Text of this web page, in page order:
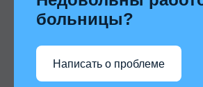
больницы?
Написать о проблеме